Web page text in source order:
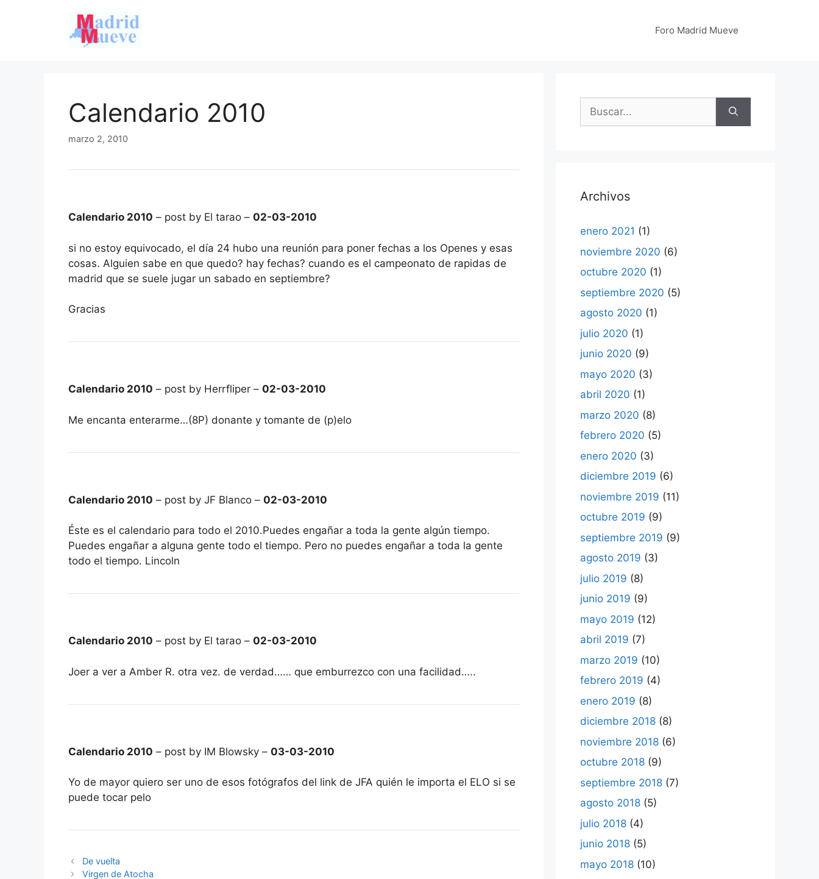
Foro Madrid Mueve
Calendario 2010
marzo 2, 2010
Calendario 2010 – post by El tarao – 02-03-2010
si no estoy equivocado, el día 24 hubo una reunión para poner fechas a los Openes y esas
cosas. Alguien sabe en que quedo? hay fechas? cuando es el campeonato de rapidas de
madrid que se suele jugar un sabado en septiembre?
Gracias
Calendario 2010 – post by Herrfliper – 02-03-2010
Me encanta enterarme…(8P) donante y tomante de (p)elo
Calendario 2010 – post by JF Blanco – 02-03-2010
Éste es el calendario para todo el 2010.Puedes engañar a toda la gente algún tiempo.
Puedes engañar a alguna gente todo el tiempo. Pero no puedes engañar a toda la gente
todo el tiempo. Lincoln
Calendario 2010 – post by El tarao – 02-03-2010
Joer a ver a Amber R. otra vez. de verdad…… que emburrezco con una facilidad…..
Calendario 2010 – post by IM Blowsky – 03-03-2010
Yo de mayor quiero ser uno de esos fotógrafos del link de JFA quién le importa el ELO si se
puede tocar pelo
De vuelta
Virgen de Atocha
Buscar:
Archivos
enero 2021 (1)
noviembre 2020 (6)
octubre 2020 (1)
septiembre 2020 (5)
agosto 2020 (1)
julio 2020 (1)
junio 2020 (9)
mayo 2020 (3)
abril 2020 (1)
marzo 2020 (8)
febrero 2020 (5)
enero 2020 (3)
diciembre 2019 (6)
noviembre 2019 (11)
octubre 2019 (9)
septiembre 2019 (9)
agosto 2019 (3)
julio 2019 (8)
junio 2019 (9)
mayo 2019 (12)
abril 2019 (7)
marzo 2019 (10)
febrero 2019 (4)
enero 2019 (8)
diciembre 2018 (8)
noviembre 2018 (6)
octubre 2018 (9)
septiembre 2018 (7)
agosto 2018 (5)
julio 2018 (4)
junio 2018 (5)
mayo 2018 (10)